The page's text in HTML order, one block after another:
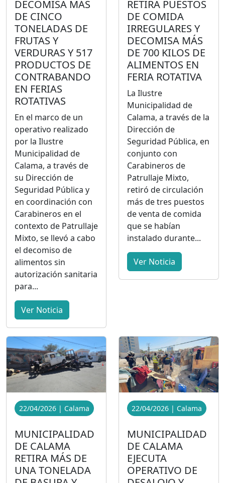
DECOMISA MÁS
DE CINCO
TONELADAS DE
FRUTAS Y
VERDURAS Y 517
PRODUCTOS DE
CONTRABANDO
EN FERIAS
ROTATIVAS
En el marco de un
operativo realizado
por la Ilustre
Municipalidad de
Calama, a través de
su Dirección de
Seguridad Pública y
en coordinación con
Carabineros en el
contexto de Patrullaje
Mixto, se llevó a cabo
el decomiso de
alimentos sin
autorización sanitaria
para...
Ver Noticia
RETIRA PUESTOS
DE COMIDA
IRREGULARES Y
DECOMISA MÁS
DE 700 KILOS DE
ALIMENTOS EN
FERIA ROTATIVA
La Ilustre
Municipalidad de
Calama, a través de la
Dirección de
Seguridad Pública, en
conjunto con
Carabineros de
Patrullaje Mixto,
retiró de circulación
más de tres puestos
de venta de comida
que se habían
instalado durante...
Ver Noticia
22/04/2026 | Calama
MUNICIPALIDAD
DE CALAMA
RETIRA MÁS DE
UNA TONELADA
22/04/2026 | Calama
MUNICIPALIDAD
DE CALAMA
EJECUTA
OPERATIVO DE